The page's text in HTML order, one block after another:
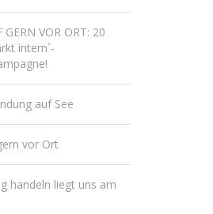
GERN VOR ORT: 20
intern´-
auf See
vor Ort
handeln liegt uns am